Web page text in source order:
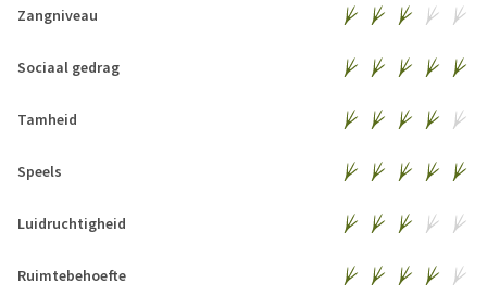
Zangniveau
Sociaal gedrag
Tamheid
Speels
Luidruchtigheid
Ruimtebehoefte